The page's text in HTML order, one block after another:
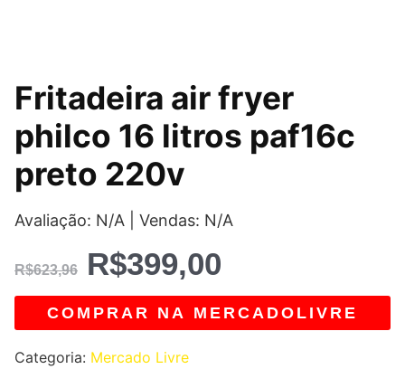
Fritadeira air fryer
philco 16 litros paf16c
preto 220v
Avaliação: N/A | Vendas: N/A
R$623,96
O
preço
original
era:
R$623,96.
R$399,00
O
preço
atual
R$399,00.
COMPRAR NA MERCADOLIVRE
Categoria: Mercado Livre